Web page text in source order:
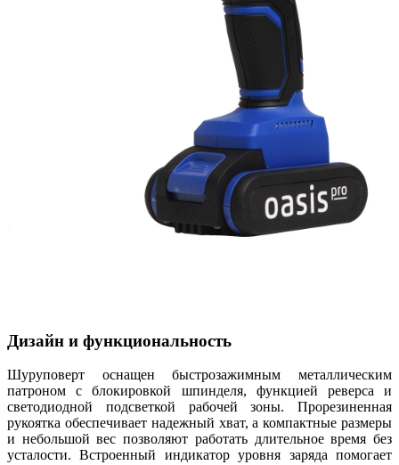
Дизайн и функциональность
Шуруповерт оснащен быстрозажимным металлическим
патроном с блокировкой шпинделя, функцией реверса и
светодиодной подсветкой рабочей зоны. Прорезиненная
рукоятка обеспечивает надежный хват, а компактные размеры
и небольшой вес позволяют работать длительное время без
усталости. Встроенный индикатор уровня заряда помогает